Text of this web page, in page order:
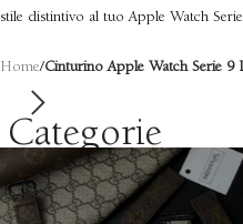
stile distintivo al tuo Apple Watch
Home/Cinturino Apple Watch Serie 9
Categorie